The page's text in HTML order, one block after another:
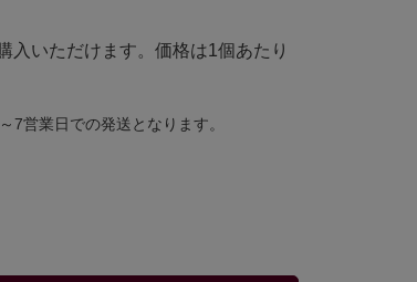
入いただけます。価格は1個あたり
営業日での発送となります。